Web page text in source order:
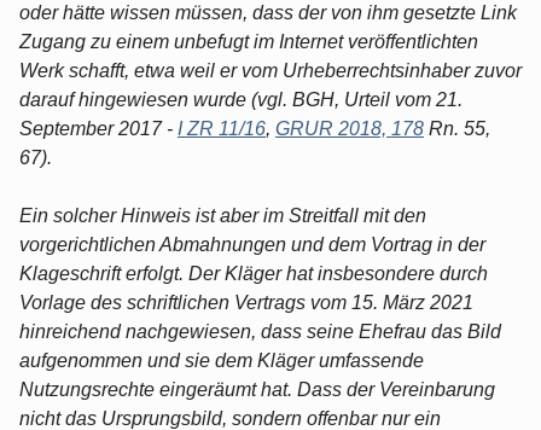
oder hätte wissen müssen, dass der von ihm gesetzte Link
Zugang zu einem unbefugt im Internet veröffentlichten
Werk schafft, etwa weil er vom Urheberrechtsinhaber zuvor
darauf hingewiesen wurde (vgl. BGH, Urteil vom 21.
September 2017 - I ZR 11/16, GRUR 2018, 178 Rn. 55,
67).
Ein solcher Hinweis ist aber im Streitfall mit den
vorgerichtlichen Abmahnungen und dem Vortrag in der
Klageschrift erfolgt. Der Kläger hat insbesondere durch
Vorlage des schriftlichen Vertrags vom 15. März 2021
hinreichend nachgewiesen, dass seine Ehefrau das Bild
aufgenommen und sie dem Kläger umfassende
Nutzungsrechte eingeräumt hat. Dass der Vereinbarung
nicht das Ursprungsbild, sondern offenbar nur ein